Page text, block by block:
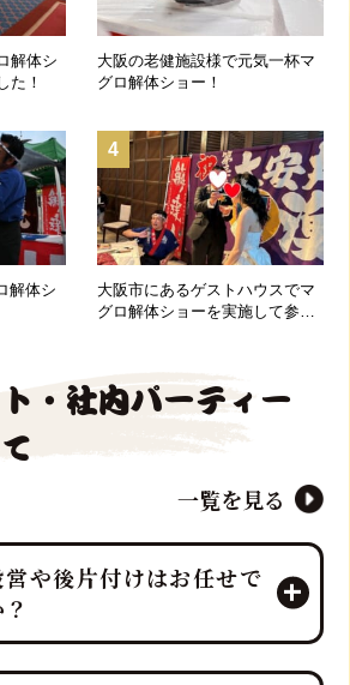
解体シ
た！
大阪の老健施設様で元気一杯マ
グロ解体ショー！
解体シ
4
大阪市にあるゲストハウスでマ
グロ解体ショーを実施して参り
・社内パーティー
一覧を見る
や後片付けはお任せで
て「鮪達人」にお任せくだ